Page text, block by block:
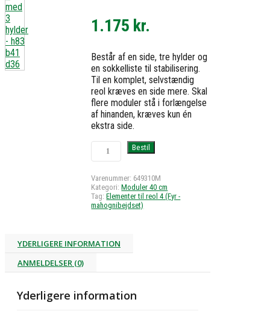
1.175 kr.
Består af en side, tre hylder og
en sokkelliste til stabilisering.
Til en komplet, selvstændig
reol kræves en side mere. Skal
flere moduler stå i forlængelse
af hinanden, kræves kun én
ekstra side.
Reol
3
hylder
-
h83
antal
Bestil
Varenummer: 649310M
Kategori:Moduler 40 cm
Tag:Elementer til reol 4 (Fyr -
mahognibejdset)
YDERLIGERE INFORMATION
ANMELDELSER (0)
Yderligere information